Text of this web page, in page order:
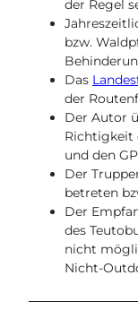
der Regel
bzw.
Das
der
Der Autor
Richtigkeit
und den
Der
betreten
Der
des
nicht
Nicht-